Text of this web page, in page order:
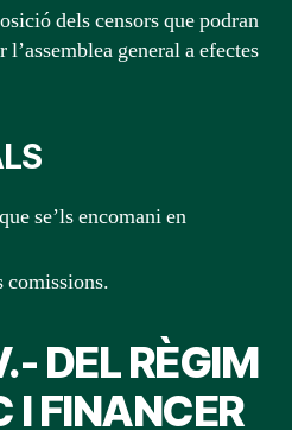
dels censors que podran
general a efectes
se’ls encomani en
comissions.
DEL RÈGIM
I FINANCER